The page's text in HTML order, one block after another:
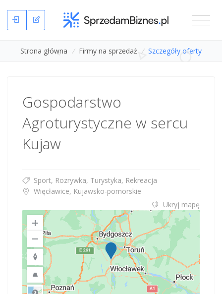
Strona główna / Firmy na sprzedaż / Szczegóły oferty
Gospodarstwo
Agroturystyczne w sercu
Kujaw
Sport, Rozrywka, Turystyka, Rekreacja
Więcławice, Kujawsko-pomorskie
Ukryj mapę